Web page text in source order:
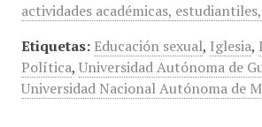
actividades académicas,
Etiquetas: Educación sexual, Iglesia,
Política, Universidad Autónoma de
Universidad Nacional Autónoma de